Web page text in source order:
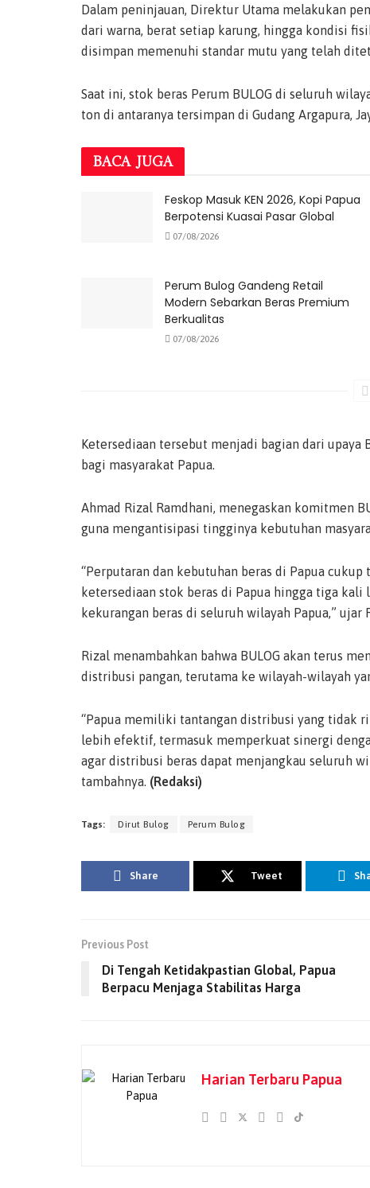
Dalam peninjauan, Direktur Utama melakukan
dari warna, berat setiap karung, hingga kondisi
disimpan memenuhi standar mutu yang telah
Saat ini, stok beras Perum BULOG di seluruh
ton di antaranya tersimpan di Gudang Argapura,
BACA JUGA
Feskop Masuk KEN 2026, Kopi Papua
Berpotensi Kuasai Pasar Global
07/08/2026
Perum Bulog Gandeng Retail
Modern Sebarkan Beras Premium
Berkualitas
07/08/2026
Ketersediaan tersebut menjadi bagian dari upaya
bagi masyarakat Papua.
Ahmad Rizal Ramdhani, menegaskan komitmen
guna mengantisipasi tingginya kebutuhan
“Perputaran dan kebutuhan beras di Papua
ketersediaan stok beras di Papua hingga tiga
kekurangan beras di seluruh wilayah Papua,” ujar
Rizal menambahkan bahwa BULOG akan terus
distribusi pangan, terutama ke wilayah-wilayah
“Papua memiliki tantangan distribusi yang tidak
lebih efektif, termasuk memperkuat sinergi
agar distribusi beras dapat menjangkau seluruh
tambahnya. (Redaksi)
Tags: Dirut Bulog Perum Bulog
Share Tweet
Previous Post
Di Tengah Ketidakpastian Global, Papua
Berpacu Menjaga Stabilitas Harga
Harian Terbaru Papua